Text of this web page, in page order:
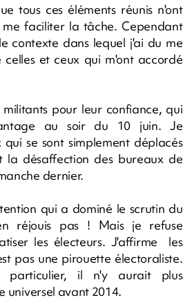
tous ces éléments réunis n'ont
faciliter la tâche. Cependant
contexte dans lequel j'ai du me
et ceux qui m'ont accordé
militants pour leur confiance, qui
au soir du 10 juin. Je
qui se sont simplement déplacés
la désaffection des bureaux de
dernier.
qui a dominé le scrutin du
réjouis pas ! Mais je refuse
les électeurs. J'affirme les
pas une pirouette électoraliste.
particulier, il n'y aurait plus
universel avant 2014.